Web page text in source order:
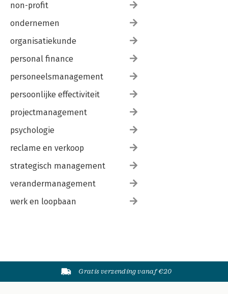
non-profit
ondernemen
organisatiekunde
personal finance
personeelsmanagement
persoonlijke effectiviteit
projectmanagement
psychologie
reclame en verkoop
strategisch management
verandermanagement
werk en loopbaan
Gratis verzending vanaf €20